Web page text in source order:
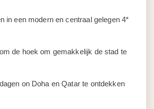
in een modern en centraal gelegen 4*
de hoek om gemakkelijk de stad te
on Doha en Qatar te ontdekken